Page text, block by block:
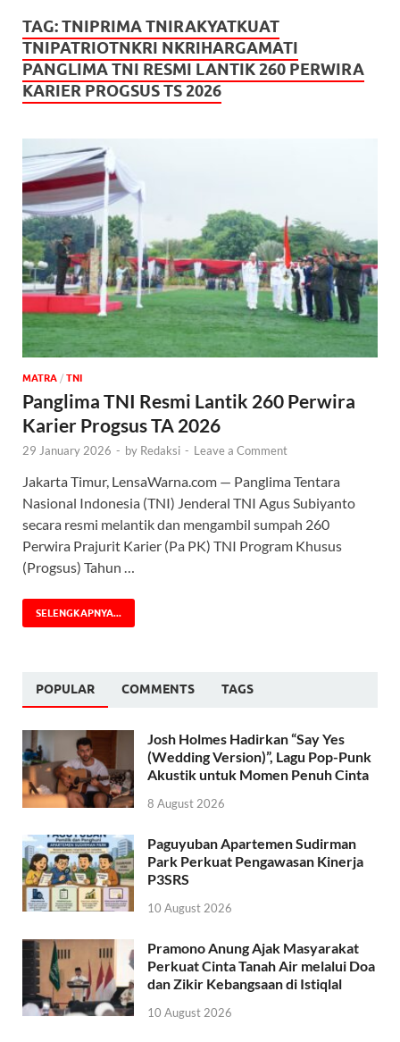
TAG:TNIPRIMA TNIRAKYATKUAT
TNIPATRIOTNKRI NKRIHARGAMATI
PANGLIMA TNI RESMI LANTIK 260 PERWIRA
KARIER PROGSUS TS 2026
MATRA / TNI
Panglima TNI Resmi Lantik 260 Perwira
Karier Progsus TA 2026
29 January 2026 - by Redaksi - Leave a Comment
Jakarta Timur, LensaWarna.com — Panglima Tentara
Nasional Indonesia (TNI) Jenderal TNI Agus Subiyanto
secara resmi melantik dan mengambil sumpah 260
Perwira Prajurit Karier (Pa PK) TNI Program Khusus
(Progsus) Tahun …
SELENGKAPNYA...
POPULAR COMMENTS TAGS
Josh Holmes Hadirkan “Say Yes
(Wedding Version)”, Lagu Pop-Punk
Akustik untuk Momen Penuh Cinta
8 August 2026
Paguyuban Apartemen Sudirman
Park Perkuat Pengawasan Kinerja
P3SRS
10 August 2026
Pramono Anung Ajak Masyarakat
Perkuat Cinta Tanah Air melalui Doa
dan Zikir Kebangsaan di Istiqlal
10 August 2026